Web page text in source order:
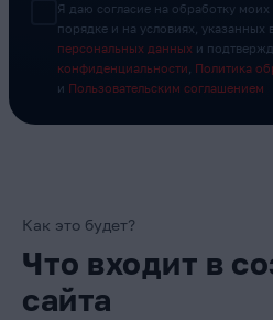
Я даю согласие на обработку
порядке и на условиях, указанных в
персональных данных и
конфиденциальности
Политика
и Пользовательским соглашением
Как это будет?
Что входит в
сайта